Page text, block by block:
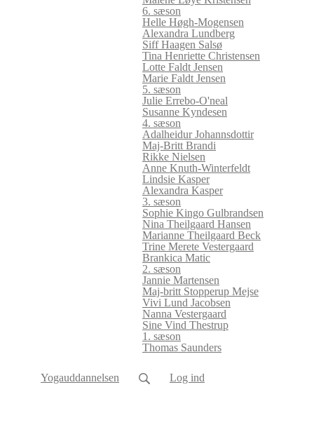
6. sæson
Helle Høgh-Mogensen
Alexandra Lundberg
Siff Haagen Salsø
Tina Henriette Christensen
Lotte Faldt Jensen
Marie Faldt Jensen
5. sæson
Julie Errebo-O'neal
Susanne Kyndesen
4. sæson
Adalheidur Johannsdottir
Maj-Britt Brandi
Rikke Nielsen
Anne Knuth-Winterfeldt
Lindsie Kasper
Alexandra Kasper
3. sæson
Sophie Kingo Gulbrandsen
Nina Theilgaard Hansen
Marianne Theilgaard Beck
Trine Merete Vestergaard
Brankica Matic
2. sæson
Jannie Martensen
Maj-britt Stopperup Mejse
Vivi Lund Jacobsen
Nanna Vestergaard
Sine Vind Thestrup
1. sæson
Thomas Saunders
Yogauddannelsen Log ind